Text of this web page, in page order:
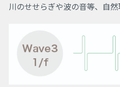
川のせせらぎや波の音等、自